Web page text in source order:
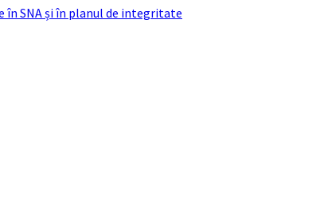
SNA și în planul de integritate